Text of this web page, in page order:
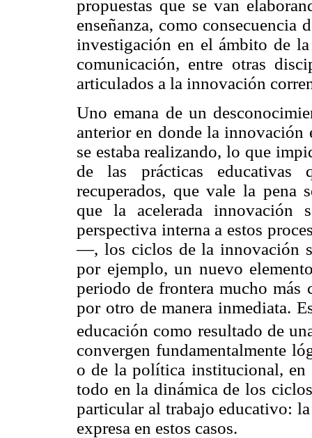
propuestas que se van
enseñanza, como consecuencia
investigación en el ámbito de
comunicación, entre otras
articulados a la innovación
Uno emana de un
anterior en donde la innovación
se estaba realizando, lo que
de las prácticas educativas
recuperados, que vale la pena
que la acelerada innovación
perspectiva interna a estos
—, los ciclos de la innovación
por ejemplo, un nuevo
periodo de frontera mucho más
por otro de manera inmediata.
educación como resultado de
convergen fundamentalmente
o de la política institucional, en
todo en la dinámica de los
particular al trabajo educativo:
expresa en estos casos.